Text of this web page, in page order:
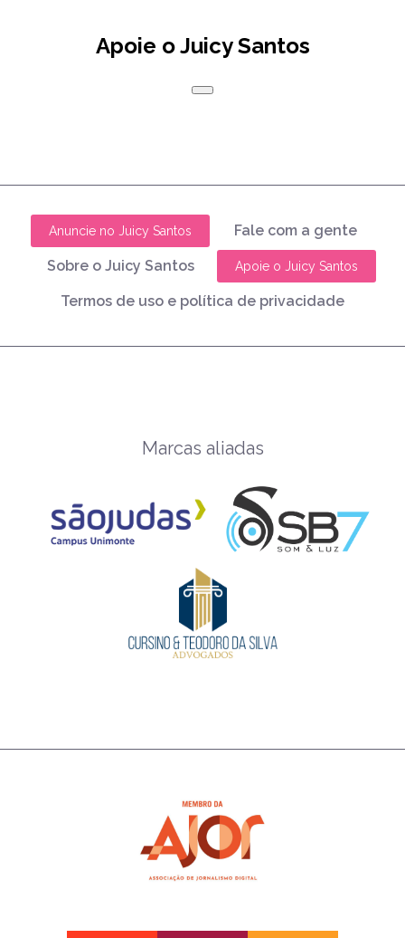
Apoie o Juicy Santos
Anuncie no Juicy Santos Fale com a gente
Sobre o Juicy Santos Apoie o Juicy Santos
Termos de uso e política de privacidade
Marcas aliadas